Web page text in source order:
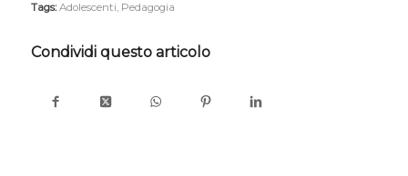
Tags: Adolescenti, Pedagogia
Condividi questo articolo